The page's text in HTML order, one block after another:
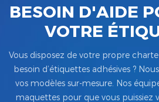
BESOIN D'AIDE
VOTRE
Vous disposez de votre propre
besoin d’étiquettes adhésives ?
vos modèles sur-mesure. Nos
maquettes pour que vous puissiez